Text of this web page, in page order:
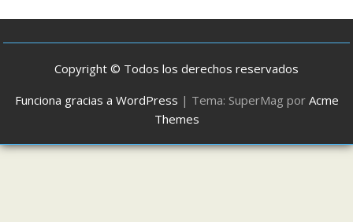
Copyright © Todos los derechos reservados
Funciona gracias a WordPress | Tema: SuperMag por Acme
Themes